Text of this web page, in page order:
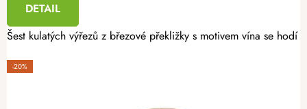
DETAIL
Šest kulatých výřezů z březové překližky s motivem vína se
-20%